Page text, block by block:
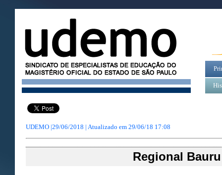
UDEMO |29/06/2018 | Atualizado em 29/06/18 17:08
Regional Bauru